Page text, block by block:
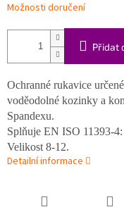
Možnosti doručení
Přidat
Ochranné rukavice
voděodolné kozinky a
Spandexu.
Splňuje EN ISO 11393-
Velikost 8-12.
Detailní informace